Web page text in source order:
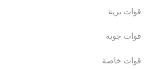
قوات برية
قوات جوية
قوات خاصة